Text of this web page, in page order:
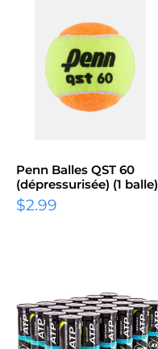
Penn Balles QST 60
(dépressurisée) (1 balle)
$2.99